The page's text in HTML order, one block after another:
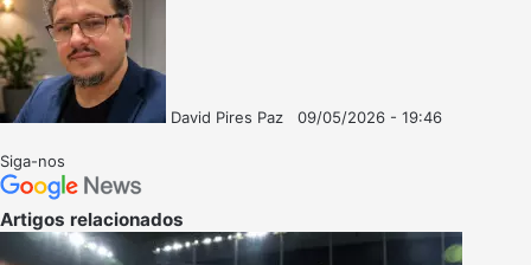
David Pires Paz
09/05/2026 - 19:46
Siga-nos
Artigos relacionados